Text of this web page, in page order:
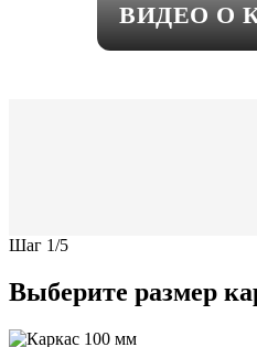
ВИДЕО О
Шаг 1/5
Выберите размер